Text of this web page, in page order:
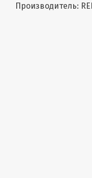
Производитель: